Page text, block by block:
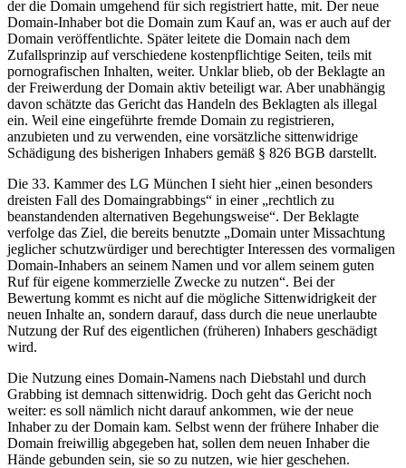
der die Domain umgehend für sich registriert hatte, mit. Der neue
Domain-Inhaber bot die Domain zum Kauf an, was er auch auf der
Domain veröffentlichte. Später leitete die Domain nach dem
Zufallsprinzip auf verschiedene kostenpflichtige Seiten, teils mit
pornografischen Inhalten, weiter. Unklar blieb, ob der Beklagte an
der Freiwerdung der Domain aktiv beteiligt war. Aber unabhängig
davon schätzte das Gericht das Handeln des Beklagten als illegal
ein. Weil eine eingeführte fremde Domain zu registrieren,
anzubieten und zu verwenden, eine vorsätzliche sittenwidrige
Schädigung des bisherigen Inhabers gemäß § 826 BGB darstellt.
Die 33. Kammer des LG München I sieht hier „einen besonders
dreisten Fall des Domaingrabbings“ in einer „rechtlich zu
beanstandenden alternativen Begehungsweise“. Der Beklagte
verfolge das Ziel, die bereits benutzte „Domain unter Missachtung
jeglicher schutzwürdiger und berechtigter Interessen des vormaligen
Domain-Inhabers an seinem Namen und vor allem seinem guten
Ruf für eigene kommerzielle Zwecke zu nutzen“. Bei der
Bewertung kommt es nicht auf die mögliche Sittenwidrigkeit der
neuen Inhalte an, sondern darauf, dass durch die neue unerlaubte
Nutzung der Ruf des eigentlichen (früheren) Inhabers geschädigt
wird.
Die Nutzung eines Domain-Namens nach Diebstahl und durch
Grabbing ist demnach sittenwidrig. Doch geht das Gericht noch
weiter: es soll nämlich nicht darauf ankommen, wie der neue
Inhaber zu der Domain kam. Selbst wenn der frühere Inhaber die
Domain freiwillig abgegeben hat, sollen dem neuen Inhaber die
Hände gebunden sein, sie so zu nutzen, wie hier geschehen.